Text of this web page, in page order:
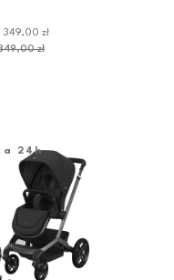
349,00 zł
zł
24h